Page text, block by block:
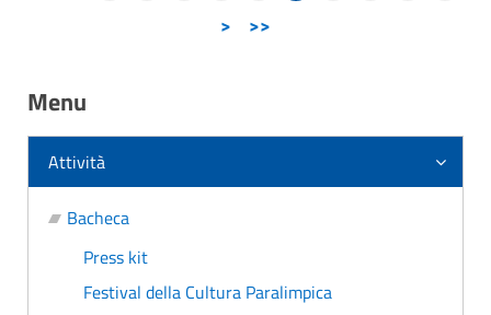
>
>>
Menu
Attività
Bacheca
Press kit
Festival della Cultura Paralimpica